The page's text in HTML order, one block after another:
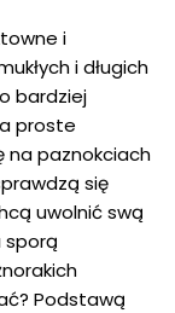
i
i długich
bardziej
proste
na paznokciach
się
uwolnić swą
sporą
Podstawą